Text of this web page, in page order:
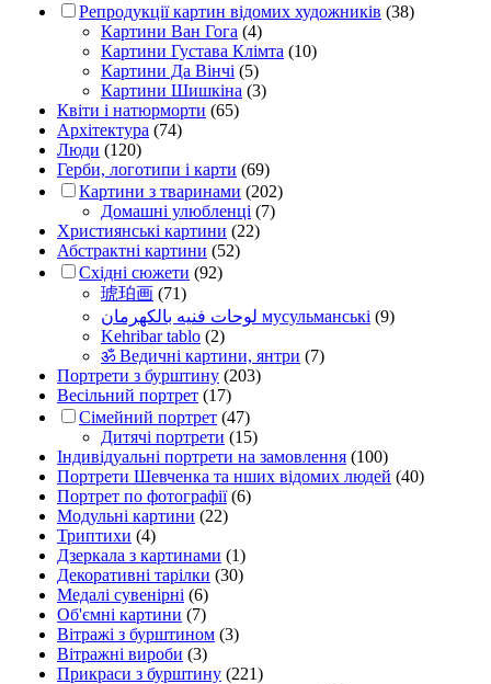
Репродукції картин відомих художників (38)
Картини Ван Гога (4)
Картини Густава Клімта (10)
Картини Да Вінчі (5)
Картини Шишкіна (3)
Квіти і натюрморти (65)
Архітектура (74)
Люди (120)
Герби, логотипи і карти (69)
Картини з тваринами (202)
Домашні улюбленці (7)
Християнські картини (22)
Абстрактні картини (52)
Східні сюжети (92)
琥珀画 (71)
لوحات فنيه بالكهرمان мусульманські (9)
Kehribar tablo (2)
ॐ Ведичні картини, янтри (7)
Портрети з бурштину (203)
Весільний портрет (17)
Сімейний портрет (47)
Дитячі портрети (15)
Індивідуальні портрети на замовлення (100)
Портрети Шевченка та нших відомих людей (40)
Портрет по фотографії(6)
Модульні картини (22)
Триптихи (4)
Дзеркала з картинами (1)
Декоративні тарілки (30)
Медалі сувенірні (6)
Об'ємні картини (7)
Вітражі з бурштином (3)
Вітражні вироби (3)
Прикраси з бурштину (221)